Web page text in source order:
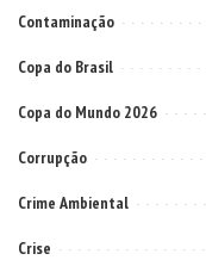
Contaminação
Copa do Brasil
Copa do Mundo 2026
Corrupção
Crime Ambiental
Crise